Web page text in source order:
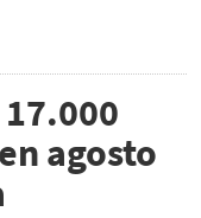
agosto